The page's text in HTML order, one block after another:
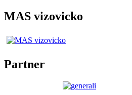
MAS vizovicko
Partner